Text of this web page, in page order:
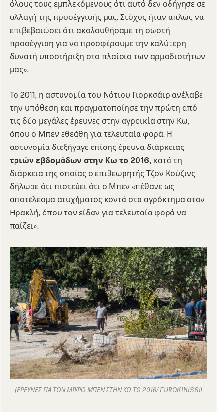
όλους τους εμπλεκόμενους ότι αυτό δεν οδήγησε σε
αλλαγή της προσέγγισής μας. Στόχος ήταν απλώς να
επιβεβαιώσει ότι ακολουθήσαμε τη σωστή
προσέγγιση για να προσφέρουμε την καλύτερη
δυνατή υποστήριξη στο πλαίσιο των αρμοδιοτήτων
μας».
Το 2011, η αστυνομία του Νότιου Γιορκσάιρ ανέλαβε
την υπόθεση και πραγματοποίησε την πρώτη από
τις δύο μεγάλες έρευνες στην αγροικία στην Κω,
όπου ο Μπεν εθεάθη για τελευταία φορά. Η
αστυνομία διεξήγαγε επίσης έρευνα διάρκειας
τριών εβδομάδων στην Κω το 2016, κατά τη
διάρκεια της οποίας ο επιθεωρητής Τζον Κούζινς
δήλωσε ότι πιστεύει ότι ο Μπεν «πέθανε ως
αποτέλεσμα ατυχήματος κοντά στο αγρόκτημα στον
Ηρακλή, όπου τον είδαν για τελευταία φορά να
παίζει».
(ΕΡΕΥΝΕΣ ΓΙΑ ΤΟΝ ΜΙΚΡΟ ΜΠΕΝ ΣΤΗΝ ΚΩ ΤΟ 2016/ EUROKINISSI)